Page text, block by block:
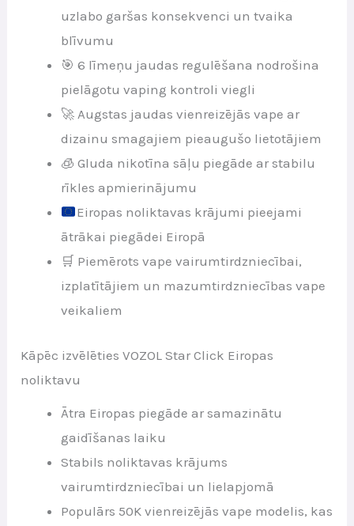
uzlabo garšas konsekvenci un tvaika
blīvumu
🎯 6 līmeņu jaudas regulēšana nodrošina
pielāgotu vaping kontroli viegli
🚀 Augstas jaudas vienreizējās vape ar
dizainu smagajiem pieaugušo lietotājiem
🧊 Gluda nikotīna sāļu piegāde ar stabilu
rīkles apmierinājumu
Eiropas noliktavas krājumi pieejami
ātrākai piegādei Eiropā
🛒 Piemērots vape vairumtirdzniecībai,
izplatītājiem un mazumtirdzniecības vape
veikaliem
Kāpēc izvēlēties VOZOL Star Click Eiropas
noliktavu
Ātra Eiropas piegāde ar samazinātu
gaidīšanas laiku
Stabils noliktavas krājums
vairumtirdzniecībai un lielapjomā
Populārs 50K vienreizējās vape modelis, kas